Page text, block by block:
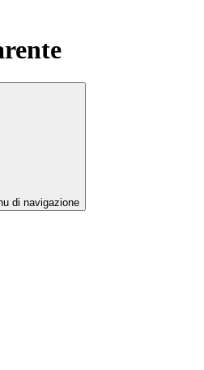
di navigazione